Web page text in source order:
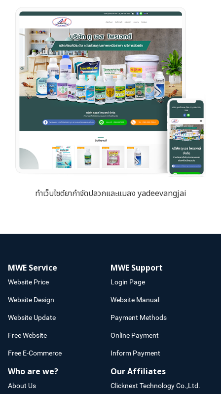
ทำเว็บไซต์ยากำจัดปลวกและแมลง yadeevangjai
MWE Service
Website Price
Website Design
Website Update
Free Website
Free E-Commerce
MWE Support
Login Page
Website Manual
Payment Methods
Online Payment
Inform Payment
Who are we?
About Us
Our Affiliates
Clicknext Technology Co.,Ltd.